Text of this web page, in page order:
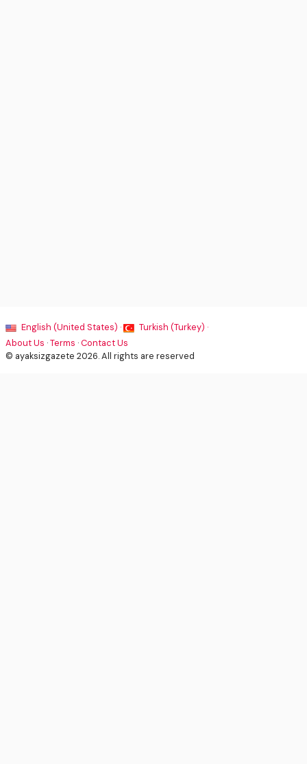
English (United States) ·
Turkish (Turkey) ·
About Us ·Terms ·Contact Us
© ayaksizgazete 2026. All rights are reserved